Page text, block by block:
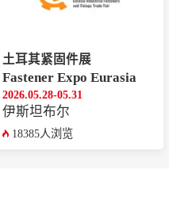
土耳其紧固件展
Fastener Expo Eurasia
2026.05.28-05.31
‌伊斯坦布尔
18385人浏览